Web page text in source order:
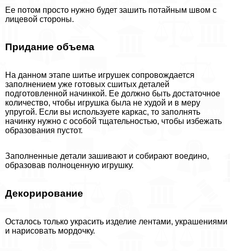
Ее потом просто нужно будет зашить потайным швом с
лицевой стороны.
Придание объема
На данном этапе шитье игрушек сопровождается
заполнением уже готовых сшитых деталей
подготовленной начинкой. Ее должно быть достаточное
количество, чтобы игрушка была не худой и в меру
упругой. Если вы используете каркас, то заполнять
начинку нужно с особой тщательностью, чтобы избежать
образования пустот.
Заполненные детали зашивают и собирают воедино,
образовав полноценную игрушку.
Декорирование
Осталось только украсить изделие лентами, украшениями
и нарисовать мордочку.